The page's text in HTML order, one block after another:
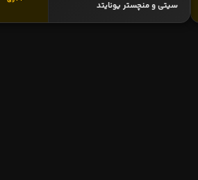
سیتی و منچستر یونایتد